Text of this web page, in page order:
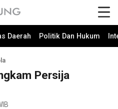
Daerah Politik Dan Hukum
Persija